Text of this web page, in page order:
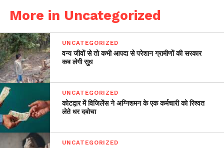
More in Uncategorized
UNCATEGORIZED
वन्य जीवों से तो कभी आपदा से परेशान ग्रामीणों की सरकार
कब लेगी सुध
UNCATEGORIZED
कोटद्वार में विजिलेंस ने अग्निशमन के एक कर्मचारी को रिश्वत
लेते धर दबोचा
UNCATEGORIZED